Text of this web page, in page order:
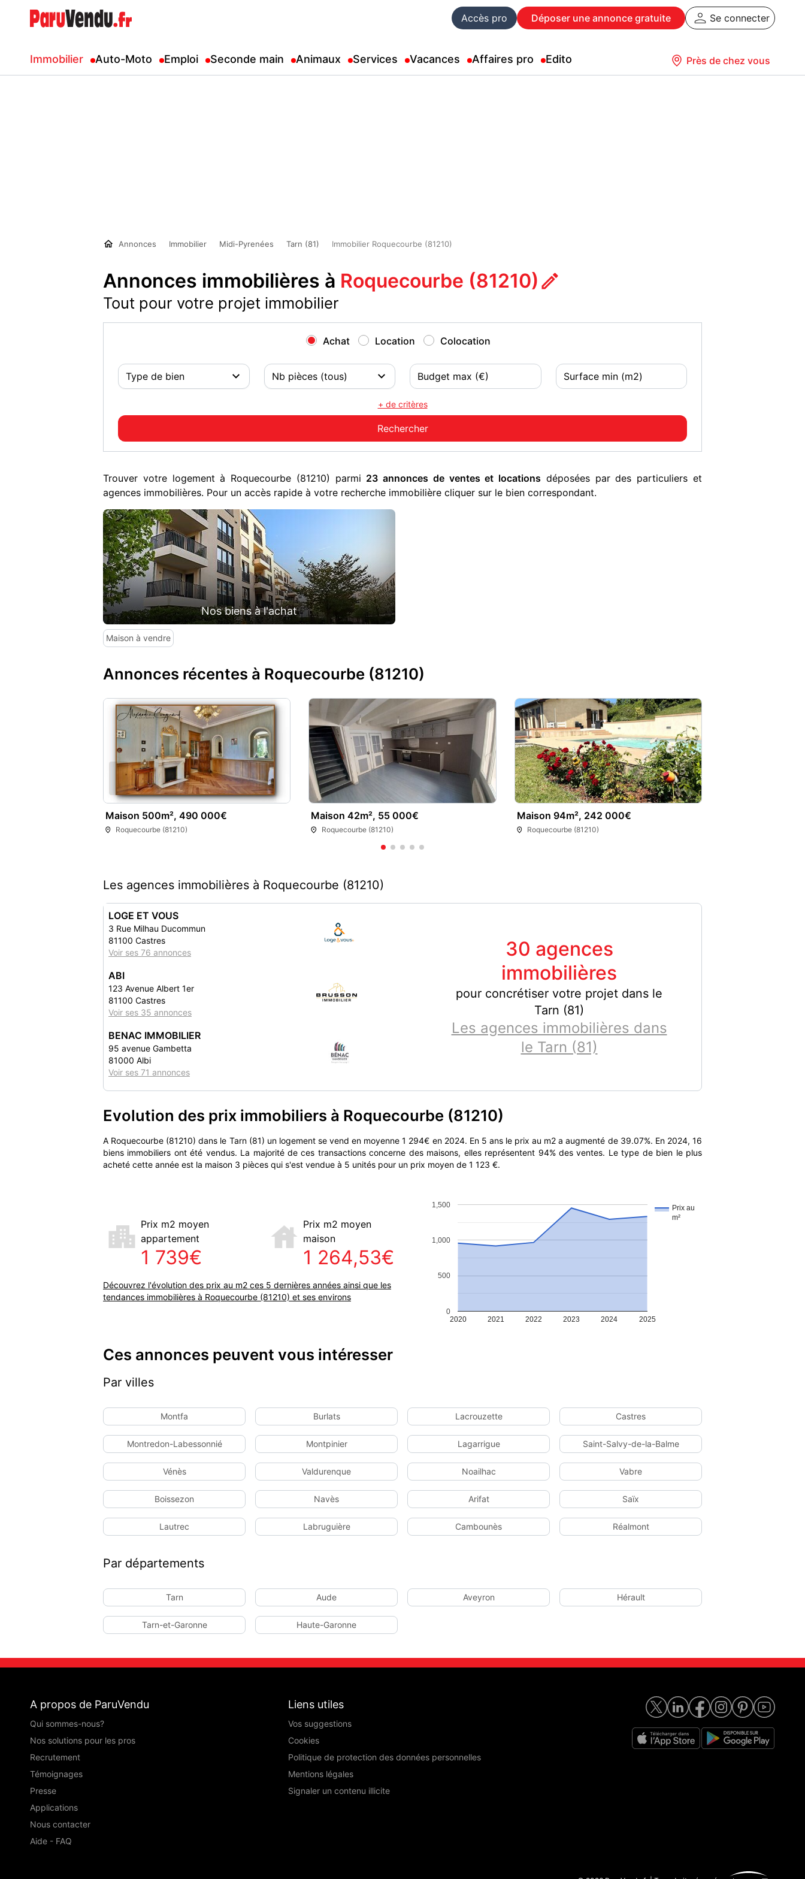
Accès pro Déposer une annonce gratuite Se connecter
Immobilier Auto-Moto Emploi Seconde main Animaux Services Vacances Affaires pro Edito Près de chez vous
Annonces Immobilier Midi-Pyrenées Tarn (81) Immobilier Roquecourbe (81210)
Annonces immobilières à Roquecourbe (81210)
Tout pour votre projet immobilier
Achat Location Colocation
+ de critères
Trouver votre logement à Roquecourbe (81210) parmi 23 annonces de ventes et locations déposées par des particuliers et
agences immobilières. Pour un accès rapide à votre recherche immobilière cliquer sur le bien correspondant.
Nos biens à l'achat
Maison à vendre
Annonces récentes à Roquecourbe (81210)
Maison 500m², 490 000€
Roquecourbe (81210)
Maison 42m², 55 000€
Roquecourbe (81210)
Maison 94m², 242 000€
Roquecourbe (81210)
Les agences immobilières à Roquecourbe (81210)
LOGE ET VOUS
3 Rue Milhau Ducommun
81100 Castres
Voir ses 76 annonces
ABI
123 Avenue Albert 1er
81100 Castres
Voir ses 35 annonces
BENAC IMMOBILIER
95 avenue Gambetta
81000 Albi
Voir ses 71 annonces
30 agences
immobilières
pour concrétiser votre projet dans le
Tarn (81)
Les agences immobilières dans
le Tarn (81)
Evolution des prix immobiliers à Roquecourbe (81210)
A Roquecourbe (81210) dans le Tarn (81) un logement se vend en moyenne 1 294€ en 2024. En 5 ans le prix au m2 a augmenté de 39.07%. En 2024, 16
biens immobiliers ont été vendus. La majorité de ces transactions concerne des maisons, elles représentent 94% des ventes. Le type de bien le plus
acheté cette année est la maison 3 pièces qui s'est vendue à 5 unités pour un prix moyen de 1 123 €.
Prix m2 moyen
appartement
1 739€
Prix m2 moyen
maison
1 264,53€
Découvrez l'évolution des prix au m2 ces 5 dernières années ainsi que les
tendances immobilières à Roquecourbe (81210) et ses environs
Prix au
m²
2020 2021 2022 2023 2024 2025
0
500
1,000
1,500
Ces annonces peuvent vous intéresser
Par villes
Montfa Burlats Lacrouzette Castres
Montredon-Labessonnié Montpinier Lagarrigue Saint-Salvy-de-la-Balme
Vénès Valdurenque Noailhac Vabre
Boissezon Navès Arifat Saïx
Lautrec Labruguière Cambounès Réalmont
Par départements
Tarn Aude Aveyron Hérault
Tarn-et-Garonne Haute-Garonne
A propos de ParuVendu
Qui sommes-nous?
Nos solutions pour les pros
Recrutement
Témoignages
Presse
Applications
Nous contacter
Aide - FAQ
Liens utiles
Vos suggestions
Cookies
Politique de protection des données personnelles
Mentions légales
Signaler un contenu illicite